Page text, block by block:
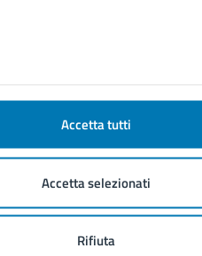
Accetta tutti
Accetta selezionati
Rifiuta
Pretorio